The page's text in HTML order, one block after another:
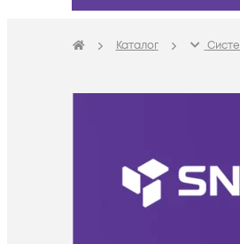
Каталог